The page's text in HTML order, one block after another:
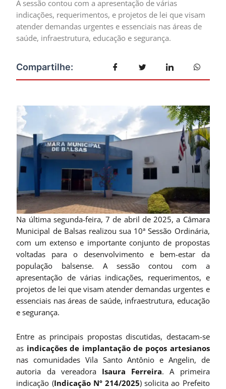
A sessão contou com a apresentação de várias
indicações, requerimentos, e projetos de lei que visam
atender demandas urgentes e essenciais nas áreas de
saúde, infraestrutura, educação e segurança.
Na última segunda-feira, 7 de abril de 2025, a Câmara
Municipal de Balsas realizou sua 10ª Sessão Ordinária,
com um extenso e importante conjunto de propostas
voltadas para o desenvolvimento e bem-estar da
população balsense. A sessão contou com a
apresentação de várias indicações, requerimentos, e
projetos de lei que visam atender demandas urgentes e
essenciais nas áreas de saúde, infraestrutura, educação
e segurança.
Entre as principais propostas discutidas, destacam-se
as indicações de implantação de poços artesianos
nas comunidades Vila Santo Antônio e Angelin, de
autoria da vereadora Isaura Ferreira. A primeira
indicação (Indicação Nº 214/2025) solicita ao Prefeito